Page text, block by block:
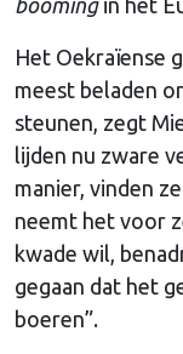
Het Oekraïense
meest beladen
steunen, zegt
lijden nu zware
manier, vinden
neemt het voor
kwade wil,
gegaan dat het
boeren”.